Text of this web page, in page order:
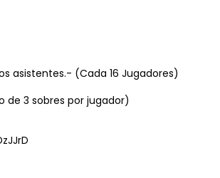
asistentes.- (Cada 16 Jugadores)
de 3 sobres por jugador)